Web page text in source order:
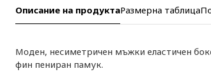
Описание на продуктаРазмерна таблица
Моден, несиметричен мъжки еластичен
фин пениран памук.